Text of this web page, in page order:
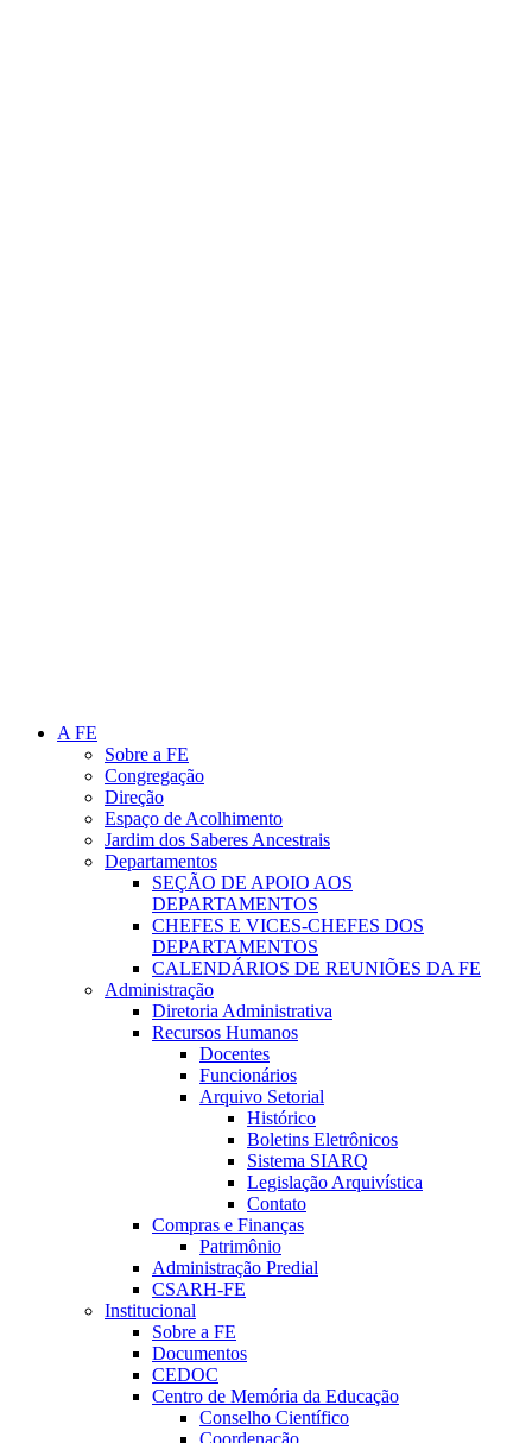
A FE
Sobre a FE
Congregação
Direção
Espaço de Acolhimento
Jardim dos Saberes Ancestrais
Departamentos
SEÇÃO DE APOIO AOS
DEPARTAMENTOS
CHEFES E VICES-CHEFES DOS
DEPARTAMENTOS
CALENDÁRIOS DE REUNIÕES DA FE
Administração
Diretoria Administrativa
Recursos Humanos
Docentes
Funcionários
Arquivo Setorial
Histórico
Boletins Eletrônicos
Sistema SIARQ
Legislação Arquivística
Contato
Compras e Finanças
Patrimônio
Administração Predial
CSARH-FE
Institucional
Sobre a FE
Documentos
CEDOC
Centro de Memória da Educação
Conselho Científico
Coordenação